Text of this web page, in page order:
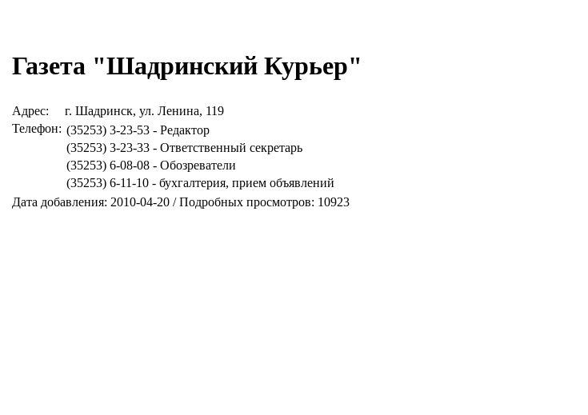
Газета "Шадринский Курьер"
Адрес:
г. Шадринск, ул. Ленина, 119
Телефон: (35253) 3-23-53 - Редактор
(35253) 3-23-33 - Ответственный секретарь
(35253) 6-08-08 - Обозреватели
(35253) 6-11-10 - бухгалтерия, прием объявлений
Дата добавления: 2010-04-20 / Подробных просмотров: 10923